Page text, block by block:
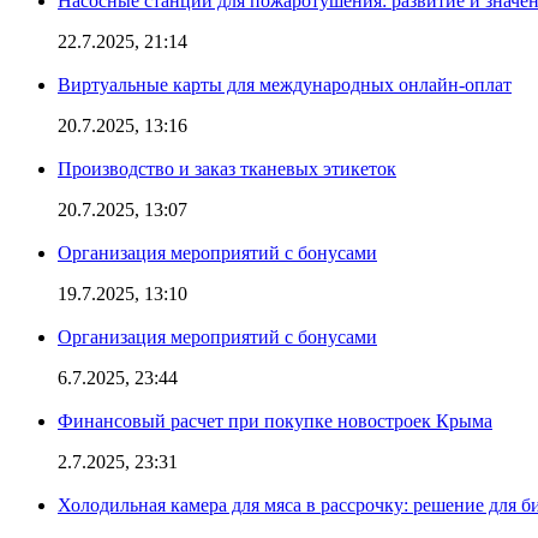
22.7.2025, 21:14
Виртуальные карты для международных онлайн-оплат
20.7.2025, 13:16
Производство и заказ тканевых этикеток
20.7.2025, 13:07
Организация мероприятий с бонусами
19.7.2025, 13:10
Организация мероприятий с бонусами
6.7.2025, 23:44
Финансовый расчет при покупке новостроек Крыма
2.7.2025, 23:31
Холодильная камера для мяса в рассрочку: решение для